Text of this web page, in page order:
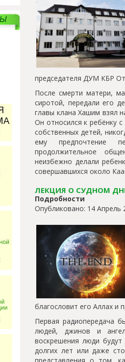
председателя ДУМ КБР
После смерти матери,
сиротой, передали его
главы клана Хашим взял
Он относился к ребёнку
собственных детей,
ему предпочтение
продолжительное
неизбежно делали
совершавшихся около
ЛЕКЦИЯ О СУДНОМ
Подробности
Опубликовано: 14 Апрель
благословит его Аллах и
Первая радиопередача
людей, джинов и
воскрешения люди
долгих лет или даже